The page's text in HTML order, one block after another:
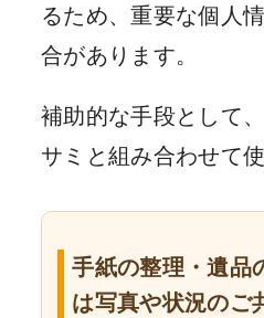
るため、重要な個人
合があります。
補助的な手段として
サミと組み合わせて
手紙の整理・遺品
は写真や状況のご